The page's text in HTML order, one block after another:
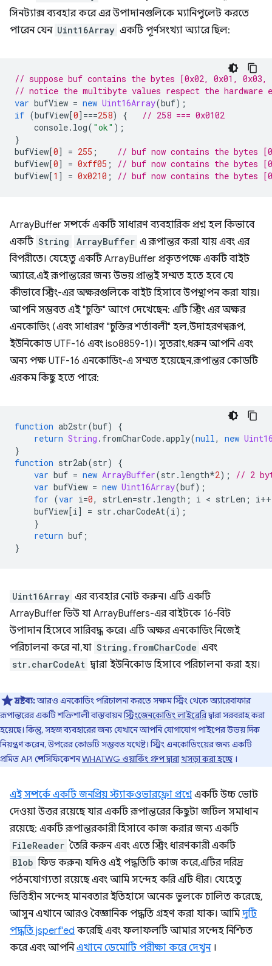
সিনট্যাক্স ব্যবহার করে এর উপাদানগুলিকে ম্যানিপুলেট করতে
পারেন যেন Uint16Array একটি পূর্ণসংখ্যা অ্যারে ছিল:
// suppose buf contains the bytes [0x02, 0x01, 0x03,
// notice the multibyte values respect the
var bufView = new Uint16Array(buf);
if (bufView[0] ===258) {
// 258 === 0x0102
console. log( "ok" );
}
bufView[0] = 255 ;
// buf now contains the bytes
bufView[0] = 0xff05 ;
// buf now contains the bytes
bufView[1 ] = 0x0210 ; // buf now contains the bytes
ArrayBuffer সম্পর্কে একটি সাধারণ ব্যবহারিক প্রশ্ন হল কিভাবে
একটি String ArrayBuffer এ রূপান্তর করা যায় এবং এর
বিপরীতে। যেহেতু একটি ArrayBuffer প্রকৃতপক্ষে একটি বাইট
অ্যারে, এই রূপান্তরের জন্য উভয় প্রান্তই সম্মত হতে হবে যে
কীভাবে স্ট্রিং-এর অক্ষরগুলিকে বাইট হিসাবে উপস্থাপন করা যায়।
আপনি সম্ভবত এই "চুক্তি" আগে দেখেছেন: এটি স্ট্রিং এর অক্ষর
এনকোডিং (এবং সাধারণ "চুক্তির শর্তাবলী" হল, উদাহরণস্বরূপ,
ইউনিকোড UTF-16 এবং iso8859-1)। সুতরাং, ধরুন আপনি এবং
অন্য পক্ষ UTF-16 এনকোডিং-এ সম্মত হয়েছেন, রূপান্তর কোডটি
এরকম কিছু হতে পারে:
function ab2str(buf)
{
return String . fromCharCode.apply(null, new
}
function str2ab(str)
{
var buf = new ArrayBuffer(str . length*2);
// 2
var bufView = new Uint16Array(buf);
for (var i=0, strLen=str . length ; i < strLen ; i++
bufView[i] = str .charCodeAt(i);
}
return buf ;
}
Uint16Array এর ব্যবহার নোট করুন। এটি একটি
ArrayBuffer ভিউ যা ArrayBuffers-এর বাইটকে 16-বিট
উপাদান হিসেবে সারিবদ্ধ করে। এটি অক্ষর এনকোডিং নিজেই
পরিচালনা করে না, যা String.fromCharCode এবং
str.charCodeAt দ্বারা ইউনিকোড হিসাবে পরিচালনা করা হয়।
দ্রষ্টব্য:আরও এনকোডিং পরিচালনা করতে সক্ষম স্ট্রিং থেকে অ্যারেবাফার
রূপান্তরের একটি শক্তিশালী বাস্তবায়নস্ট্রিংজেনকোডিং লাইব্রেরিদ্বারা সরবরাহ করা
হয়েছে। কিন্তু, সহজ ব্যবহারের জন্য যেখানে আপনি যোগাযোগ পাইপের উভয় দিক
নিয়ন্ত্রণ করেন, উপরের কোডটি সম্ভবত যথেষ্ট। স্ট্রিং এনকোডিংয়ের জন্য একটি
প্রমিত API স্পেসিফিকেশনWHATWG ওয়ার্কিং গ্রুপ দ্বারা খসড়া করা হচ্ছে।
এই সম্পর্কে একটি জনপ্রিয় স্ট্যাকওভারফ্লো প্রশ্নেএকটি উচ্চ ভোট
দেওয়া উত্তর রয়েছে যার একটি রূপান্তরের কিছুটা জটিল সমাধান
রয়েছে: একটি রূপান্তরকারী হিসাবে কাজ করার জন্য একটি
FileReader তৈরি করুন এবং এতে স্ট্রিং ধারণকারী একটি
Blob ফিড করুন৷ যদিও এই পদ্ধতিটি কাজ করে, এটির দরিদ্র
পঠনযোগ্যতা রয়েছে এবং আমি সন্দেহ করি এটি ধীর। যেহেতু
ভিত্তিহীন সন্দেহ মানবতার ইতিহাসে অনেক ভুলকে চালিত করেছে,
আসুন এখানে আরও বৈজ্ঞানিক পদ্ধতি গ্রহণ করা যাক। আমি দুটি
পদ্ধতি jsperf'ed করেছি এবং ফলাফলটি আমার সন্দেহ নিশ্চিত
করে এবং আপনিএখানে ডেমোটি পরীক্ষা করে দেখুন।